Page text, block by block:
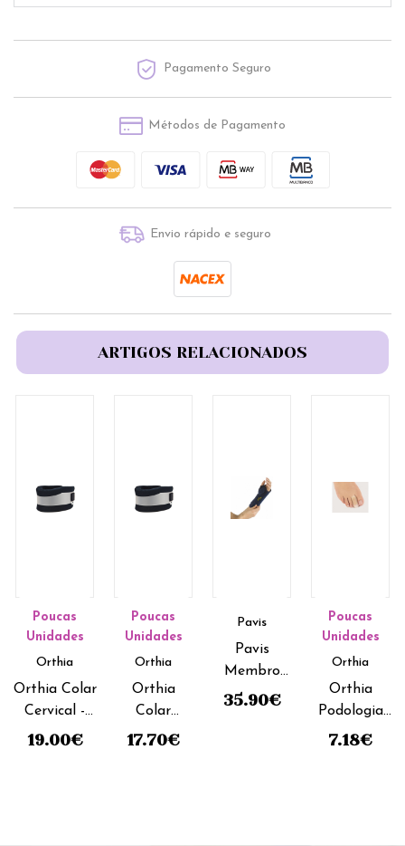
Pagamento Seguro
Métodos de Pagamento
Envio rápido e seguro
ARTIGOS RELACIONADOS
Poucas
Unidades
Orthia
Orthia Colar
Cervical -
7cm_Tamanho
19.00€
Poucas
Unidades
Orthia
Orthia
Colar
Cervical -
17.70€
Pavis
Pavis
Membro
Superior
35.90€
Poucas
Unidades
Orthia
Orthia
Podologia
Dedal
7.18€